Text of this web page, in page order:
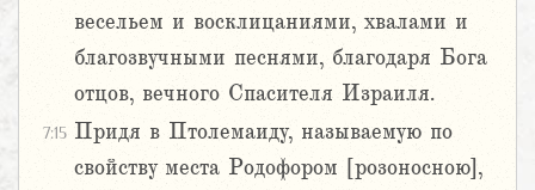
весельем и восклицаниями, хвалами и
благозвучными песнями, благодаря Бога
отцов, вечного Спасителя Израиля.
7:15 Придя в Птолемаиду, называемую по
свойству места Родофором [розоносною],